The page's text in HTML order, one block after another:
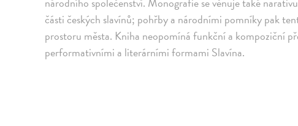
části českých slavínů; pohřby a národními pomníky pak
prostoru města. Kniha neopomíná funkční a kompoziční
performativními a literárními formami Slavína.